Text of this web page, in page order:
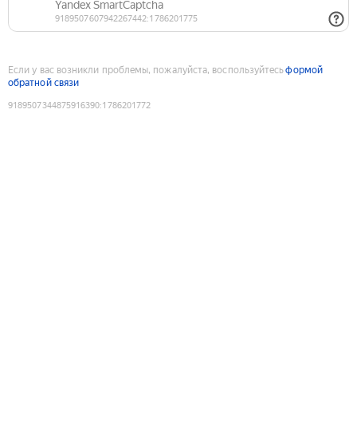
Если у вас возникли проблемы, пожалуйста, воспользуйтесьформой
обратной связи
9189507344875916390:1786201772